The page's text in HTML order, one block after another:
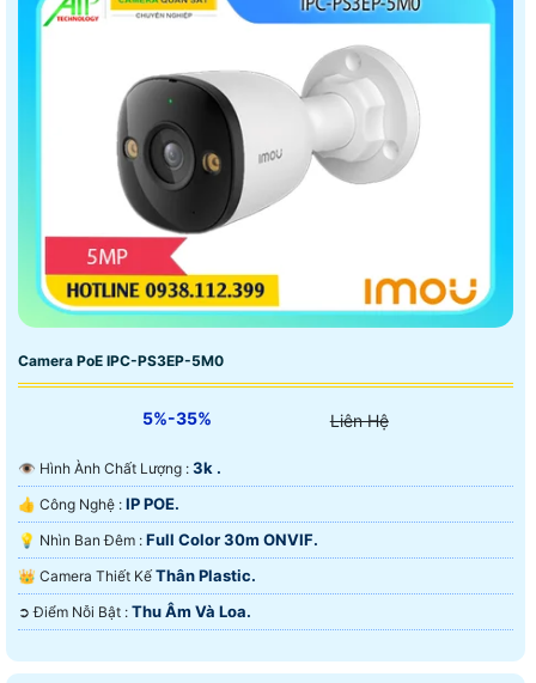
Camera PoE IPC-PS3EP-5M0
5%-35% Liên Hệ
👁 Hình Ành Chất Lượng : 3k .
👍 Công Nghệ : IP POE.
💡 Nhìn Ban Đêm : Full Color 30m ONVIF.
👑 Camera Thiết Kế Thân Plastic.
️➲ Điểm Nỗi Bật : Thu Âm Và Loa.